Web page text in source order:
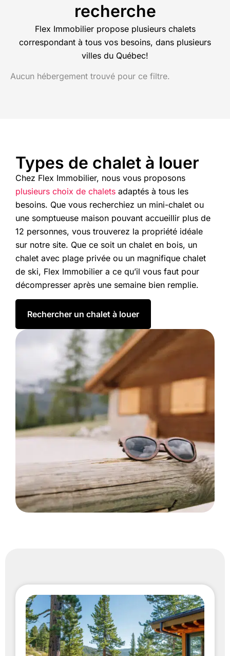
recherche
Flex Immobilier propose plusieurs chalets
correspondant à tous vos besoins, dans plusieurs
villes du Québec!
Aucun hébergement trouvé pour ce filtre.
Types de chalet à louer
Chez Flex Immobilier, nous vous proposons
plusieurs choix de chalets adaptés à tous les
besoins. Que vous recherchiez un mini-chalet ou
une somptueuse maison pouvant accueillir plus de
12 personnes, vous trouverez la propriété idéale
sur notre site. Que ce soit un chalet en bois, un
chalet avec plage privée ou un magnifique chalet
de ski, Flex Immobilier a ce qu’il vous faut pour
décompresser après une semaine bien remplie.
Rechercher un chalet à louer